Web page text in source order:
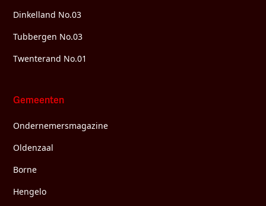
Dinkelland No.03
Tubbergen No.03
Twenterand No.01
Gemeenten
Ondernemersmagazine
Oldenzaal
Borne
Hengelo